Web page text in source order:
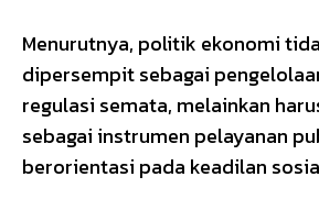
Menurutnya, politik ekonomi
dipersempit sebagai
regulasi semata, melainkan
sebagai instrumen pelayanan
berorientasi pada keadilan